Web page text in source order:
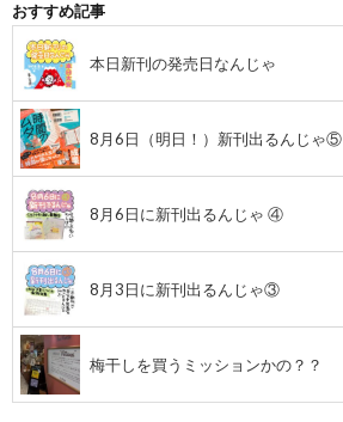
おすすめ記事
本日新刊の発売日なんじゃ
8月6日（明日！）新刊出るんじゃ⑤
8月6日に新刊出るんじゃ ④
8月3日に新刊出るんじゃ③
梅干しを買うミッションかの？？